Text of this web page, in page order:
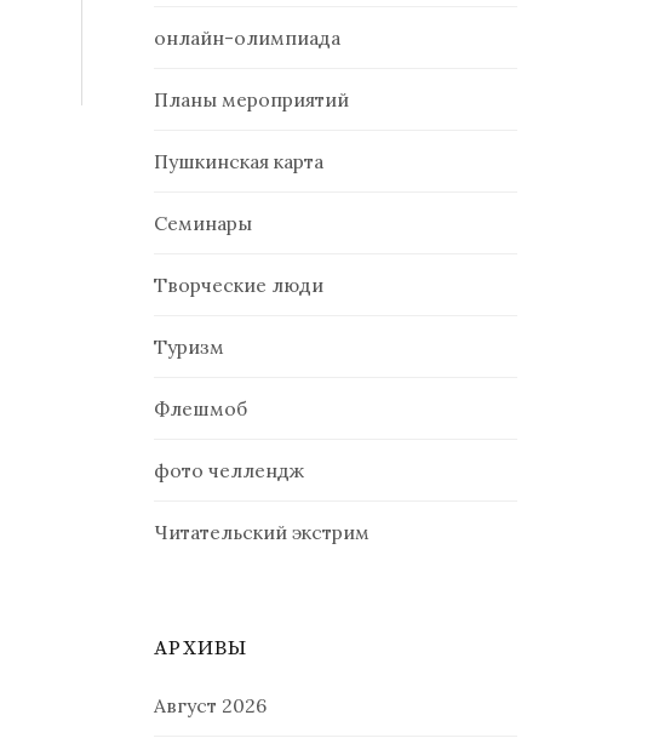
онлайн-олимпиада
Планы мероприятий
Пушкинская карта
Семинары
Творческие люди
Туризм
Флешмоб
фото челлендж
Читательский экстрим
АРХИВЫ
Август 2026